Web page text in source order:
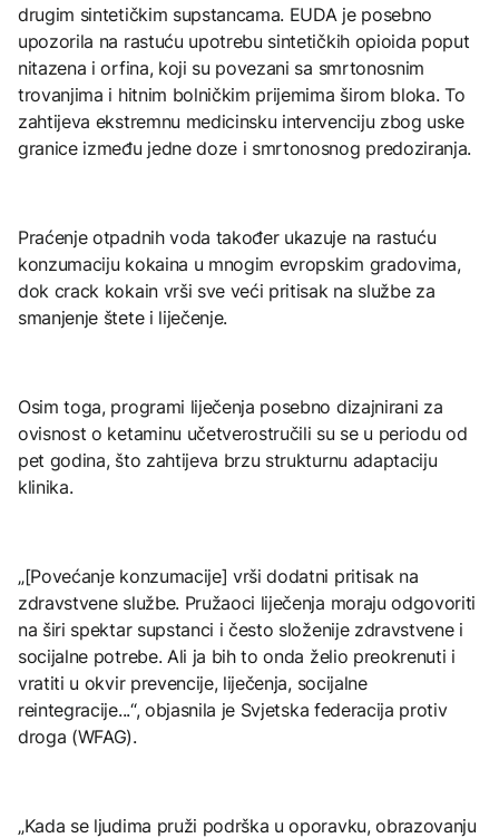
drugim sintetičkim supstancama. EUDA je posebno
upozorila na rastuću upotrebu sintetičkih opioida poput
nitazena i orfina, koji su povezani sa smrtonosnim
trovanjima i hitnim bolničkim prijemima širom bloka. To
zahtijeva ekstremnu medicinsku intervenciju zbog uske
granice između jedne doze i smrtonosnog predoziranja.
Praćenje otpadnih voda također ukazuje na rastuću
konzumaciju kokaina u mnogim evropskim gradovima,
dok crack kokain vrši sve veći pritisak na službe za
smanjenje štete i liječenje.
Osim toga, programi liječenja posebno dizajnirani za
ovisnost o ketaminu učetverostručili su se u periodu od
pet godina, što zahtijeva brzu strukturnu adaptaciju
klinika.
„[Povećanje konzumacije] vrši dodatni pritisak na
zdravstvene službe. Pružaoci liječenja moraju odgovoriti
na širi spektar supstanci i često složenije zdravstvene i
socijalne potrebe. Ali ja bih to onda želio preokrenuti i
vratiti u okvir prevencije, liječenja, socijalne
reintegracije...“, objasnila je Svjetska federacija protiv
droga (WFAG).
„Kada se ljudima pruži podrška u oporavku, obrazovanju